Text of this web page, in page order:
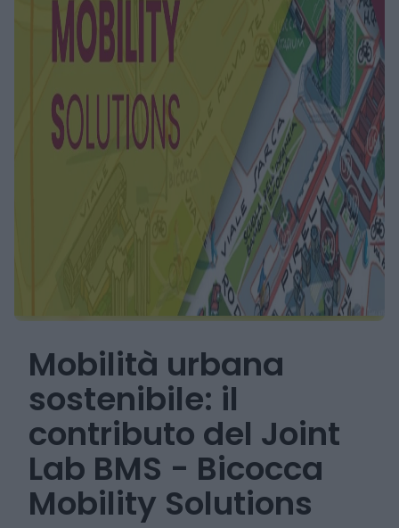
Mobilità urbana
sostenibile: il
contributo del Joint
Lab BMS - Bicocca
Mobility Solutions